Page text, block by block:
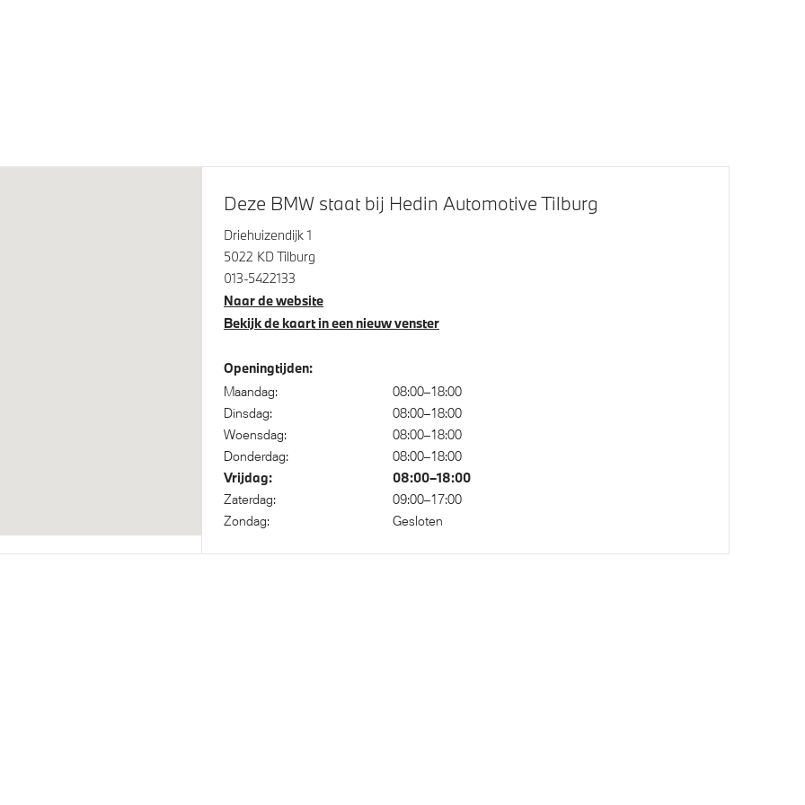
M Adaptief onderstel
Airbag bestuurder
Deze BMW staat bij Hedin Automotive Tilburg
Driehuizendijk 1
5022 KD Tilburg
013-5422133
Naar de website
Bekijk de kaart in een nieuw venster
Openingtijden:
Maandag:
08:00–18:00
Dinsdag:
08:00–18:00
Woensdag:
08:00–18:00
Donderdag:
08:00–18:00
Vrijdag: 08:00–18:00
Zaterdag:
09:00–17:00
Zondag:
Gesloten